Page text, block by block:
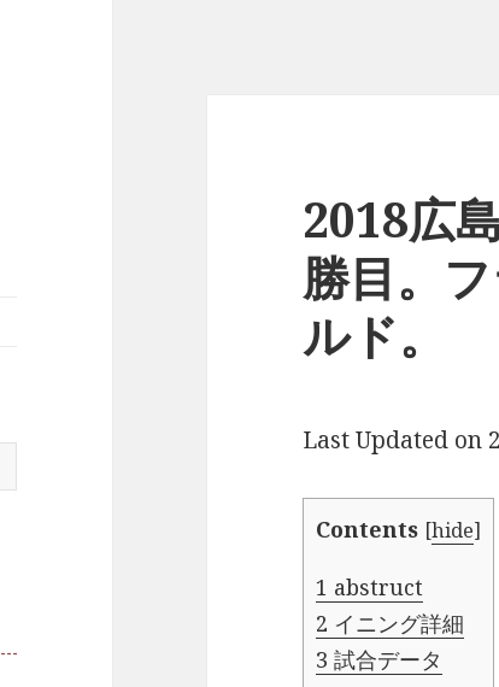
2018広
勝目。
ルド。
Last Updated on
Contents [hide]
1 abstruct
2 イニング詳細
3 試合データ